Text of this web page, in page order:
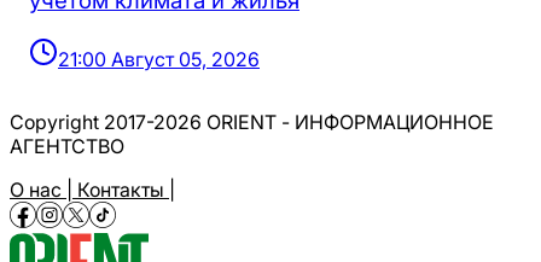
21:00 Август 05, 2026
Copyright 2017-2026 ORIENT - ИНФОРМАЦИОННОЕ
АГЕНТСТВО
О нас | Контакты |